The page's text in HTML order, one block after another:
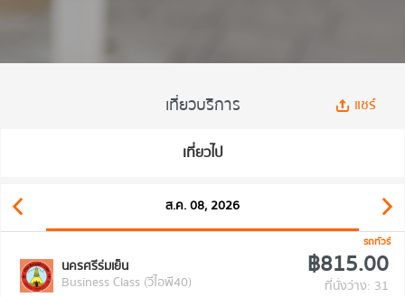
เที่ยวบริการ แชร์
เที่ยวไป
ส.ค. 08, 2026
รถทัวร์
นครศรีร่มเย็น
Business Class (วีไอพี40)
฿815.00
ที่นั่งว่าง: 31